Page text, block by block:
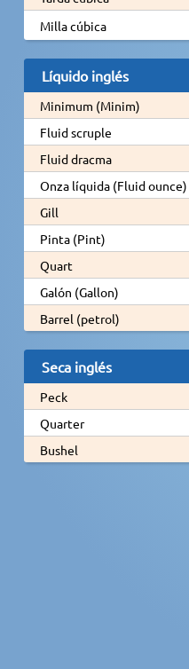
Milla cúbica
Líquido inglés
Minimum (Minim)
Fluid scruple
Fluid dracma
Onza líquida (Fluid ounce)
Gill
Pinta (Pint)
Quart
Galón (Gallon)
Barrel (petrol)
Seca inglés
Peck
Quarter
Bushel